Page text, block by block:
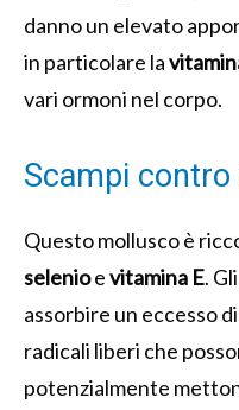
danno un elevato
in particolare la
vari ormoni nel corpo.
Scampi
Questo mollusco è
selenioevitamina E.
assorbire un eccesso
radicali liberi che
potenzialmente